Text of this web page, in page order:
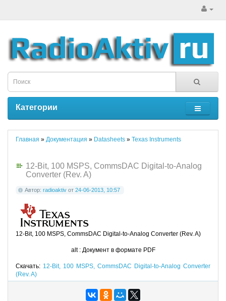
Категории
Главная » Документация » Datasheets » Texas Instruments
12-Bit, 100 MSPS, CommsDAC Digital-to-Analog
Converter (Rev. A)
Автор: radioaktiv от 24-06-2013, 10:57
12-Bit, 100 MSPS, CommsDAC Digital-to-Analog Converter (Rev. A)
alt : Документ в формате PDF
Скачать: 12-Bit, 100 MSPS, CommsDAC Digital-to-Analog Converter
(Rev. A)